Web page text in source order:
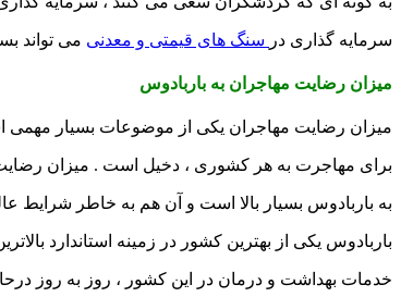
سرمایه گذاری در سنگ های قیمتی و معدنی می تواند
میزان رضایت مهاجران به باربادوس
میزان رضایت مهاجران یکی از موضوعات بسیار مهمی
برای مهاجرت به هر کشوری ، دخیل است . میزان
به باربادوس بسیار بالا است و آن هم به خاطر شرایط
باربادوس یکی از بهترین کشور در زمینه استاندارد
خدمات بهداشت و درمان در این کشور ، روز به روز